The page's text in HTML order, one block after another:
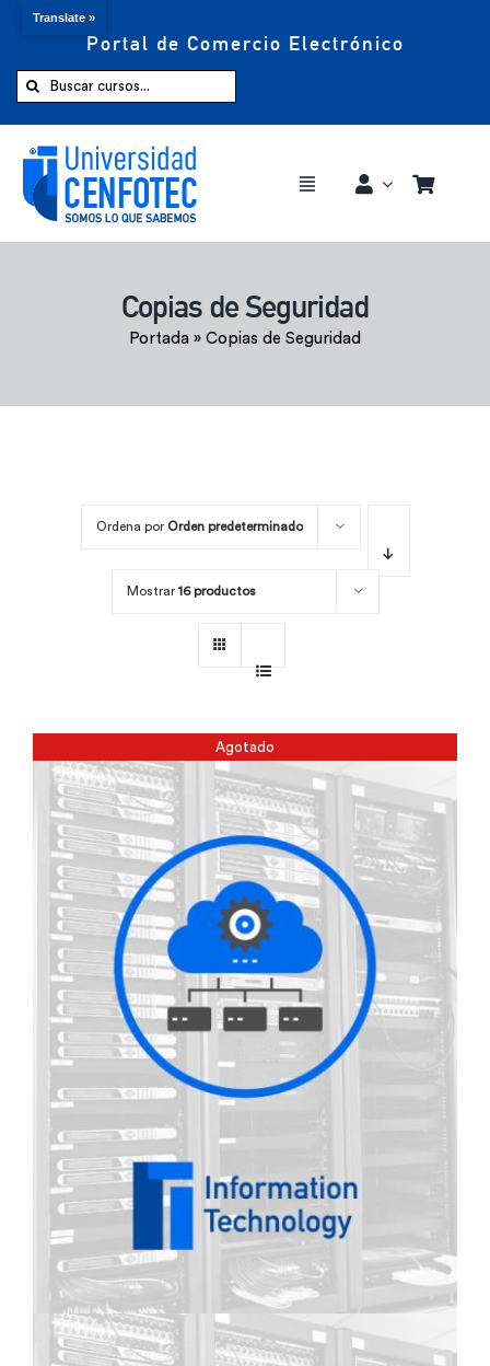
Portal de Comercio Electrónico
Buscar:
Toggle
Comprar ahora
Copias de Seguridad
Portada » Copias de Seguridad
Ordena por Orden predeterminado
Mostrar 16 productos
Agotado
Translate »